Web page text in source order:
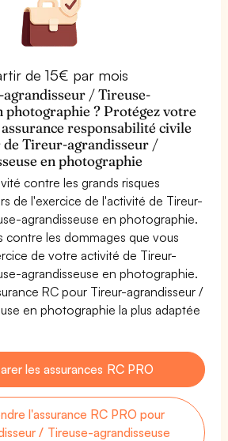
de 15€ par mois
/ Tireuse-
photographie ? Protégez votre
responsabilité civile
de Tireur-agrandisseur /
en photographie
contre les grands risques
de l'exercice de l'activité de Tireur-
agrandisseuse en photographie.
contre les dommages que vous
de votre activité de Tireur-
agrandisseuse en photographie.
RC pour Tireur-agrandisseur /
en photographie la plus adaptée
les assurances RC PRO
l'assurance RC PRO pour
/ Tireuse-agrandisseuse